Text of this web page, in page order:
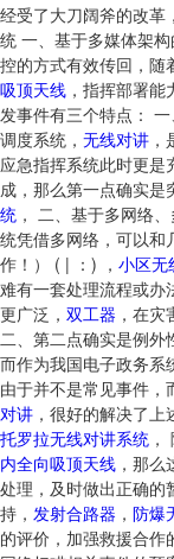
经受了大刀阔斧的改革
统 一、基于多媒体架
控的方式有效传回，随
吸顶天线 ，指挥部署
发事件有三个特点：
调度系统， 无线对讲
应急指挥系统此时更
成，那么第一点确实是
统 ， 二、基于多网络
统凭借多网络，可以和
作！） ( | ：) ， 小区无
难有一套处理流程或办
更广泛， 双工器 ，在
二、第二点确实是例外
而作为我国电子政务系
由于并不是常见事件，
对讲 ，很好的解决了
托罗拉无线对讲系统
内全向吸顶天线 ，那
处理，及时做出正确的
持， 发射合路器 ， 防爆
的评价，加强救援合作